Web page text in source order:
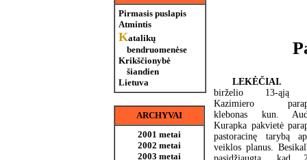
Pirmasis puslapis
Atmintis
Katalikų
bendruomenėse
Krikščionybė
šiandien
Lietuva
ARCHYVAI
2001 metai
2002 metai
2003 metai
birželio 13-ąją
Kazimiero
klebonas kun.
Kurapka pakvietė
pastoracinę tarybą
veiklos planus.